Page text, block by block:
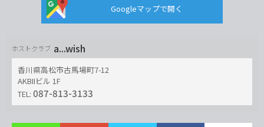
Googleマップで開く
ホストクラブ a...wish
香川県高松市古馬場町7-12
AKBIIビル 1F
TEL: 087-813-3133